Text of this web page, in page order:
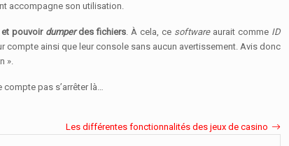
accompagne son utilisation.
pouvoir dumperdes fichiers. À cela, ce softwareaurait comme ID
compte ainsi que leur console sans aucun avertissement. Avis donc
».
compte pas s’arrêter là…
Les différentes fonctionnalités des jeux de casino